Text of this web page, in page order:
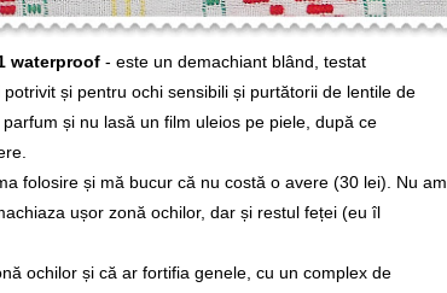
waterproof - este un demachiant blând, testat
și pentru ochi sensibili și purtătorii de lentile de
și nu lasă un film uleios pe piele, după ce
folosire și mă bucur că nu costă o avere (30 lei). Nu am
ușor zonă ochilor, dar și restul feței (eu îl
ochilor și că ar fortifia genele, cu un complex de